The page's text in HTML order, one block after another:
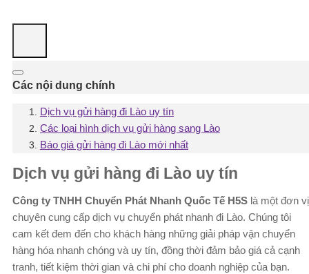
Các nội dung chính
Dịch vụ gửi hàng đi Lào uy tín
Các loại hình dịch vụ gửi hàng sang Lào
Báo giá gửi hàng đi Lào mới nhất
Dịch vụ gửi hàng đi Lào uy tín
Công ty TNHH Chuyển Phát Nhanh Quốc Tế H5S là một đơn vị
chuyên cung cấp dịch vụ chuyển phát nhanh đi Lào. Chúng tôi
cam kết đem đến cho khách hàng những giải pháp vận chuyển
hàng hóa nhanh chóng và uy tín, đồng thời đảm bảo giá cả cạnh
tranh, tiết kiệm thời gian và chi phí cho doanh nghiệp của bạn.